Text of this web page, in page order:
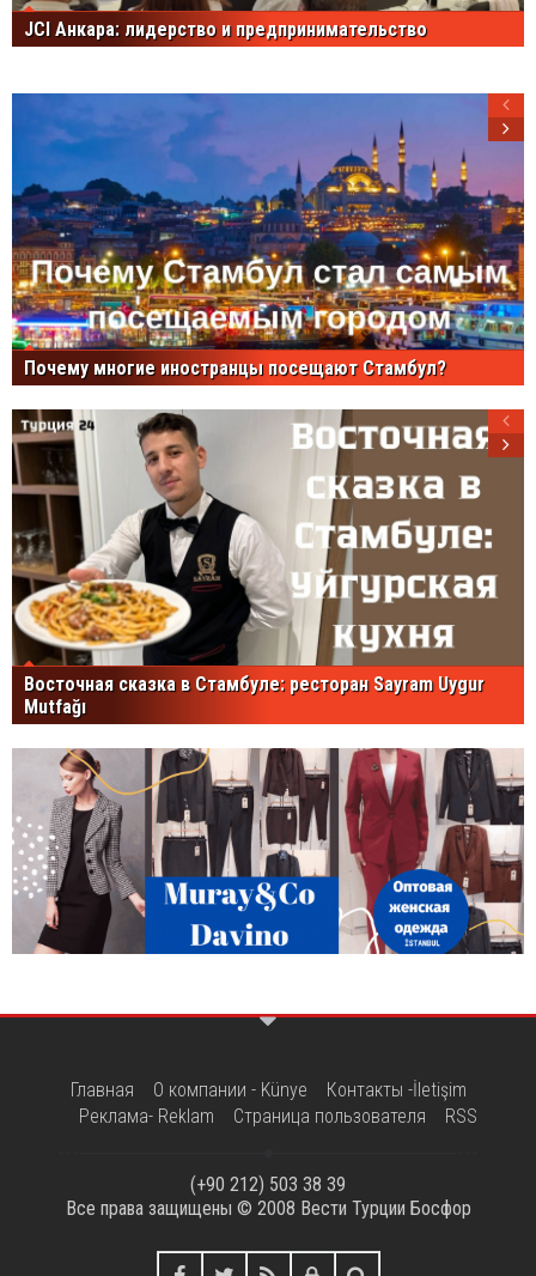
JCI Анкара: лидерство и предпринимательство
Почему многие иностранцы посещают Стамбул?
Восточная сказка в Стамбуле: ресторан Sayram Uygur
Mutfağı
Главная О компании - Künye
Контакты -İletişim
Реклама- Reklam
Страница пользователя RSS
(+90 212) 503 38 39
Все права защищены © 2008 Вести Турции Босфор